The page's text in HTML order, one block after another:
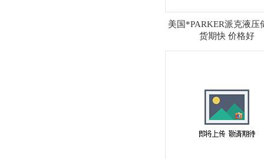
美国*PARKER派克液压
货期快 价格好